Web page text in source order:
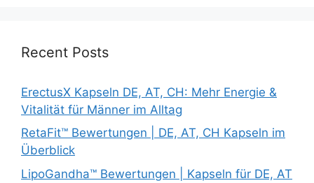
Recent Posts
ErectusX Kapseln DE, AT, CH: Mehr Energie &
Vitalität für Männer im Alltag
RetaFit™ Bewertungen | DE, AT, CH Kapseln im
Überblick
LipoGandha™ Bewertungen | Kapseln für DE, AT